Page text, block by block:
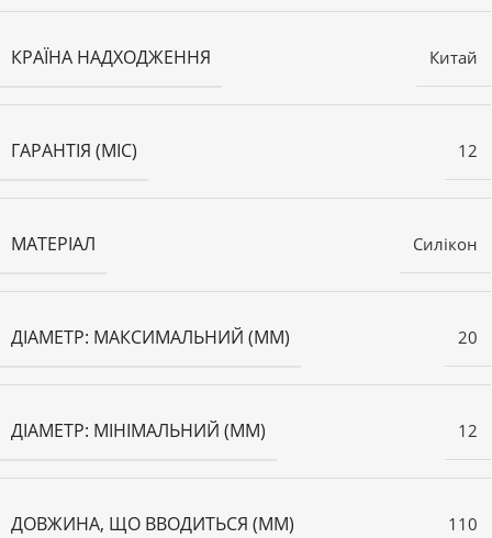
КРАЇНА НАДХОДЖЕННЯ Китай
ГАРАНТІЯ (МІС) 12
МАТЕРІАЛ Силікон
ДІАМЕТР: МАКСИМАЛЬНИЙ (ММ) 20
ДІАМЕТР: МІНІМАЛЬНИЙ (ММ) 12
ДОВЖИНА, ЩО ВВОДИТЬСЯ (ММ) 110